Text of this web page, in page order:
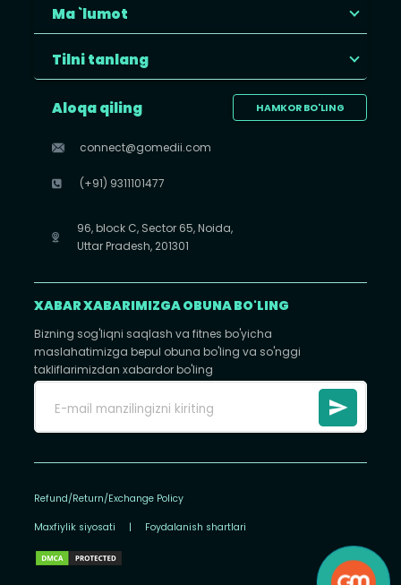
Ma `lumot
Tilni tanlang
HAMKOR BO'LING
Aloqa qiling
connect@gomedii.com
(+91) 9311101477
96, block C, Sector 65, Noida,
Uttar Pradesh, 201301
XABAR XABARIMIZGA OBUNA BO'LING
Bizning sog'liqni saqlash va fitnes bo'yicha
maslahatimizga bepul obuna bo'ling va so'nggi
takliflarimizdan xabardor bo'ling
Refund/Return/Exchange Policy
Maxfiylik siyosati | Foydalanish shartlari